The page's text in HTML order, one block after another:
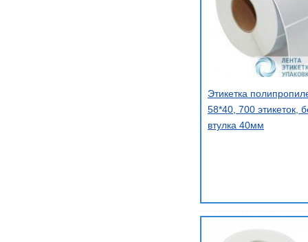
Этикетка
58*40, 700 этикеток,
втулка 40мм